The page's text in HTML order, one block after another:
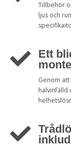
Tillbehör
ljus och
Ett
Genom
halvinfälld